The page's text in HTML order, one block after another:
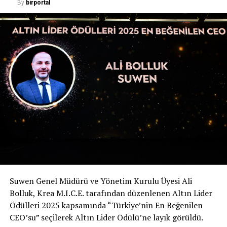
Bir çok köpek hasta veya acı çekiyorsa sızlanır.
Köpeğiniz çok mızmızlanıyorsa ve diğer nedenleri
ortadan kaldırdıysanız, veterinere gitmelisiniz.
MIZMIZLANMA NASIL DURDURULUR?
By birportal
Suwen Genel Müdürü ve Yönetim Kurulu Üyesi Ali
Bolluk, Krea M.I.C.E. tarafından düzenlenen Altın Lider
Ödülleri 2025 kapsamında “Türkiye’nin En Beğenilen
CEO’su” seçilerek Altın Lider Ödülü’ne layık görüldü.